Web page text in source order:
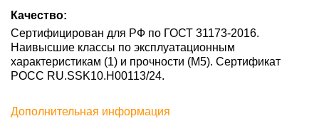
Качество:
Сертифицирован для РФ по ГОСТ 31173-2016.
Наивысшие классы по эксплуатационным
характеристикам (1) и прочности (М5). Сертификат
POCC RU.SSK10.H00113/24.
Дополнительная информация